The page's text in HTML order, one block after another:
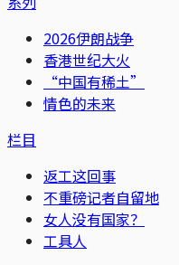
2026伊朗战争
香港世纪大火
“中国有稀土”
情色的未来
栏目
返工这回事
不重磅记者自留地
女人没有国家？
工具人